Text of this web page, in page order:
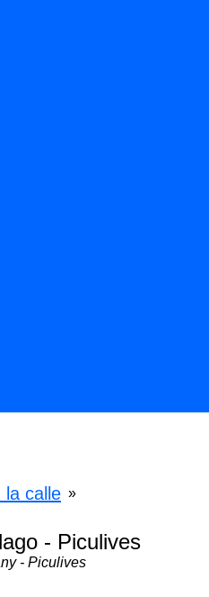
la calle »
- Piculives
- Piculives